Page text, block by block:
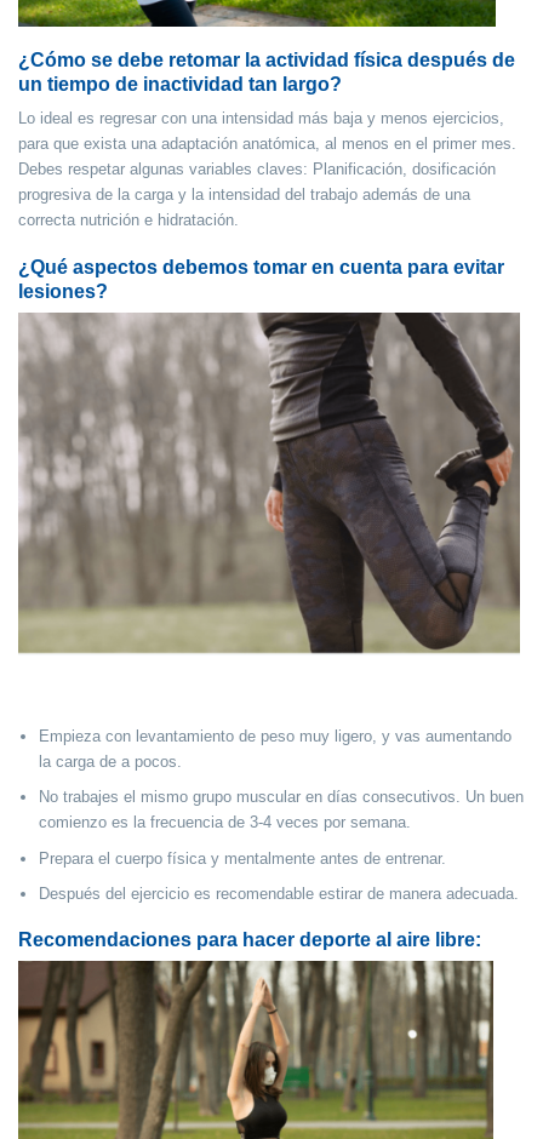
¿Cómo se debe retomar la actividad física después de
un tiempo de inactividad tan largo?
Lo ideal es regresar con una intensidad más baja y menos ejercicios,
para que exista una adaptación anatómica, al menos en el primer mes.
Debes respetar algunas variables claves: Planificación, dosificación
progresiva de la carga y la intensidad del trabajo además de una
correcta nutrición e hidratación.
¿Qué aspectos debemos tomar en cuenta para evitar
lesiones?
Empieza con levantamiento de peso muy ligero, y vas aumentando
la carga de a pocos.
No trabajes el mismo grupo muscular en días consecutivos. Un buen
comienzo es la frecuencia de 3-4 veces por semana.
Prepara el cuerpo física y mentalmente antes de entrenar.
Después del ejercicio es recomendable estirar de manera adecuada.
Recomendaciones para hacer deporte al aire libre: